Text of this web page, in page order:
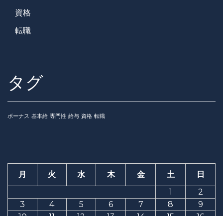
資格
転職
タグ
ボーナス 基本給 専門性 給与 資格 転職
月 火 水 木 金 土
日
1
2
3
4 5 6 7 8
9